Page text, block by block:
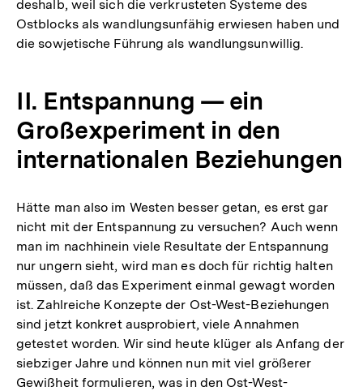
deshalb, weil sich die verkrusteten Systeme des
Ostblocks als wandlungsunfähig erwiesen haben und
die sowjetische Führung als wandlungsunwillig.
II. Entspannung — ein
Großexperiment in den
internationalen Beziehungen
Hätte man also im Westen besser getan, es erst gar
nicht mit der Entspannung zu versuchen? Auch wenn
man im nachhinein viele Resultate der Entspannung
nur ungern sieht, wird man es doch für richtig halten
müssen, daß das Experiment einmal gewagt worden
ist. Zahlreiche Konzepte der Ost-West-Beziehungen
sind jetzt konkret ausprobiert, viele Annahmen
getestet worden. Wir sind heute klüger als Anfang der
siebziger Jahre und können nun mit viel größerer
Gewißheit formulieren, was in den Ost-West-